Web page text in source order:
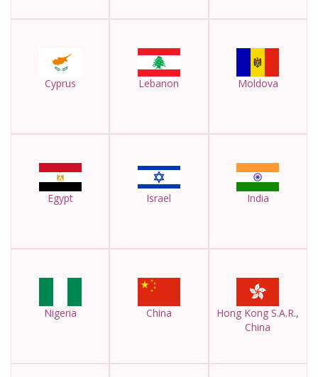
Cyprus Lebanon Moldova
Egypt Israel India
Nigeria China
Hong Kong S.A.R.,
China